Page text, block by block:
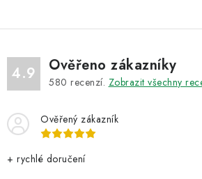
y
ý
s
u
4.9 Ověřeno zákazníky
580 recenzí. Zobrazit všechny
Ověřený zákazník
+ rychlé doručení